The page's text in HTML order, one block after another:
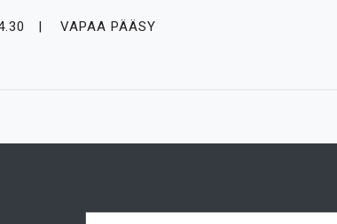
VAPAA PÄÄSY